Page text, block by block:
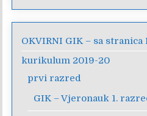
OKVIRNI GIK – sa stranica
kurikulum 2019-20
prvi razred
GIK – Vjeronauk 1.